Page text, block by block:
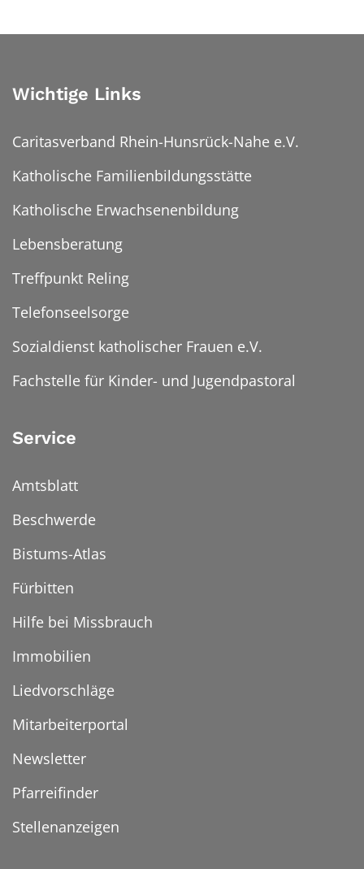
Wichtige Links
Caritasverband Rhein-Hunsrück-Nahe e.V.
Katholische Familienbildungsstätte
Katholische Erwachsenenbildung
Lebensberatung
Treffpunkt Reling
Telefonseelsorge
Sozialdienst katholischer Frauen e.V.
Fachstelle für Kinder- und Jugendpastoral
Service
Amtsblatt
Beschwerde
Bistums-Atlas
Fürbitten
Hilfe bei Missbrauch
Immobilien
Liedvorschläge
Mitarbeiterportal
Newsletter
Pfarreifinder
Stellenanzeigen